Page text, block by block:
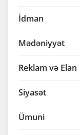
İdman
Mədəniyyət
Reklam və Elan
Siyasət
Ümuni